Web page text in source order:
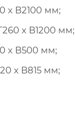
x В2100 мм;
x В1200 мм;
x В500 мм;
x В815 мм;
x В950 мм.